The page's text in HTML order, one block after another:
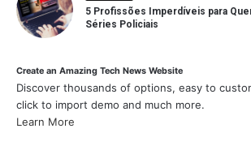
5 Profissões Imperdíveis para
Séries Policiais
Create an Amazing Tech News Website
Discover thousands of options, easy to
click to import demo and much more.
Learn More